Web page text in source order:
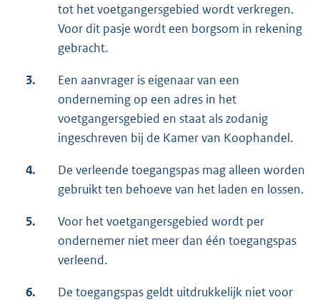
tot het voetgangersgebied wordt verkregen.
Voor dit pasje wordt een borgsom in rekening
gebracht.
3.
Een aanvrager is eigenaar van een
onderneming op een adres in het
voetgangersgebied en staat als zodanig
ingeschreven bij de Kamer van Koophandel.
4.
De verleende toegangspas mag alleen worden
gebruikt ten behoeve van het laden en lossen.
5.
Voor het voetgangersgebied wordt per
ondernemer niet meer dan één toegangspas
verleend.
6.
De toegangspas geldt uitdrukkelijk niet voor